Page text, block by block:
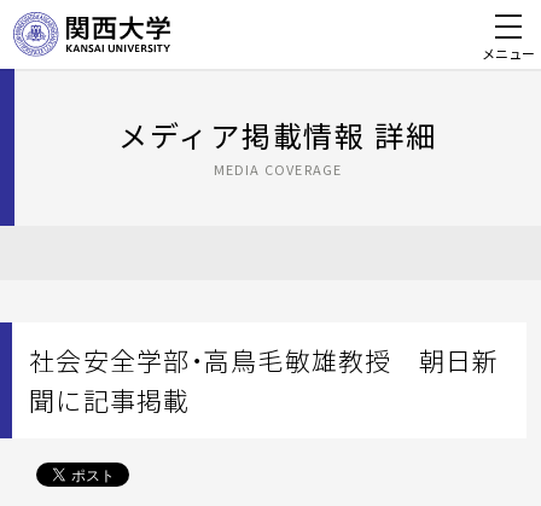
メニュー
メディア掲載情報 詳細
MEDIA COVERAGE
社会安全学部・高鳥毛敏雄教授 朝日新
聞に記事掲載